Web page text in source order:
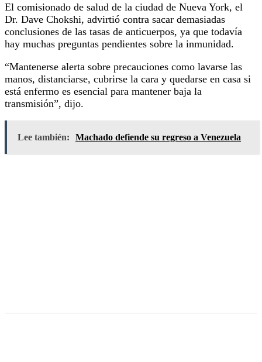
El comisionado de salud de la ciudad de Nueva York, el
Dr. Dave Chokshi, advirtió contra sacar demasiadas
conclusiones de las tasas de anticuerpos, ya que todavía
hay muchas preguntas pendientes sobre la inmunidad.
“Mantenerse alerta sobre precauciones como lavarse las
manos, distanciarse, cubrirse la cara y quedarse en casa si
está enfermo es esencial para mantener baja la
transmisión”, dijo.
Lee también: Machado defiende su regreso a Venezuela